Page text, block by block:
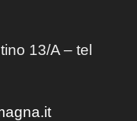
13/A– tel